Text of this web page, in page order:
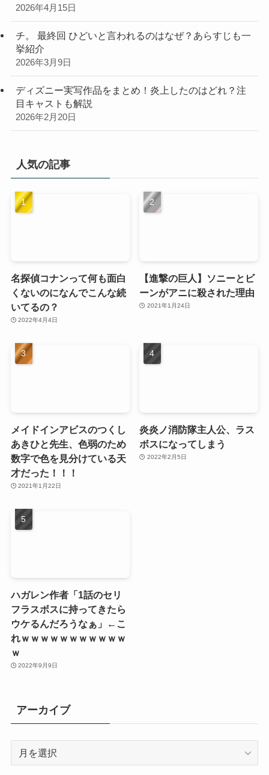
2026年4月15日
チ。 最終回 ひどいと言われるのはなぜ？あらすじも一
挙紹介
2026年3月9日
ディズニー実写作品をまとめ！炎上したのはどれ？注
目キャストも解説
2026年2月20日
人気の記事
名探偵コナンって何も面白
くないのになんでこんな続
いてるの？
2022年4月4日
【進撃の巨人】ソニーとビ
ーンがアニに殺された理由
2021年1月24日
メイドインアビスのつくし
あきひと先生、色弱のため
数字で色を見分けている天
才だった！！！
2021年1月22日
炎炎ノ消防隊主人公、ラス
ボスになってしまう
2022年2月5日
ハガレン作者「1話のセリ
フラスボスに持ってきたら
ウケるんだろうなぁ」←こ
れｗｗｗｗｗｗｗｗｗｗｗ
ｗ
2022年9月9日
アーカイブ